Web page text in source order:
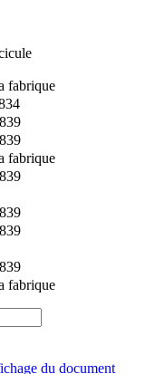
fabrique
fabrique
fabrique